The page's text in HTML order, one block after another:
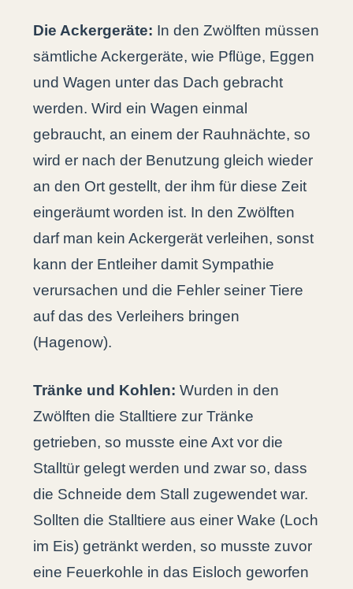
Die Ackergeräte: In den Zwölften müssen
sämtliche Ackergeräte, wie Pflüge, Eggen
und Wagen unter das Dach gebracht
werden. Wird ein Wagen einmal
gebraucht, an einem der Rauhnächte, so
wird er nach der Benutzung gleich wieder
an den Ort gestellt, der ihm für diese Zeit
eingeräumt worden ist. In den Zwölften
darf man kein Ackergerät verleihen, sonst
kann der Entleiher damit Sympathie
verursachen und die Fehler seiner Tiere
auf das des Verleihers bringen
(Hagenow).
Tränke und Kohlen: Wurden in den
Zwölften die Stalltiere zur Tränke
getrieben, so musste eine Axt vor die
Stalltür gelegt werden und zwar so, dass
die Schneide dem Stall zugewendet war.
Sollten die Stalltiere aus einer Wake (Loch
im Eis) getränkt werden, so musste zuvor
eine Feuerkohle in das Eisloch geworfen